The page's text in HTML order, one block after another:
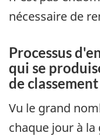
nécessaire de
Processus
qui se
de classement
Vu le grand
chaque jour à